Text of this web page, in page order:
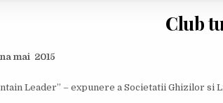
Club
mai 2015
Leader” – expunere a Societatii Ghizilor si